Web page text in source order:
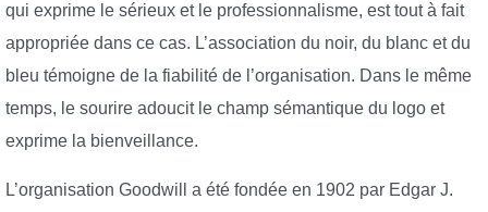
qui exprime le sérieux et le professionnalisme, est tout à fait
appropriée dans ce cas. L’association du noir, du blanc et du
bleu témoigne de la fiabilité de l’organisation. Dans le même
temps, le sourire adoucit le champ sémantique du logo et
exprime la bienveillance.
L’organisation Goodwill a été fondée en 1902 par Edgar J.